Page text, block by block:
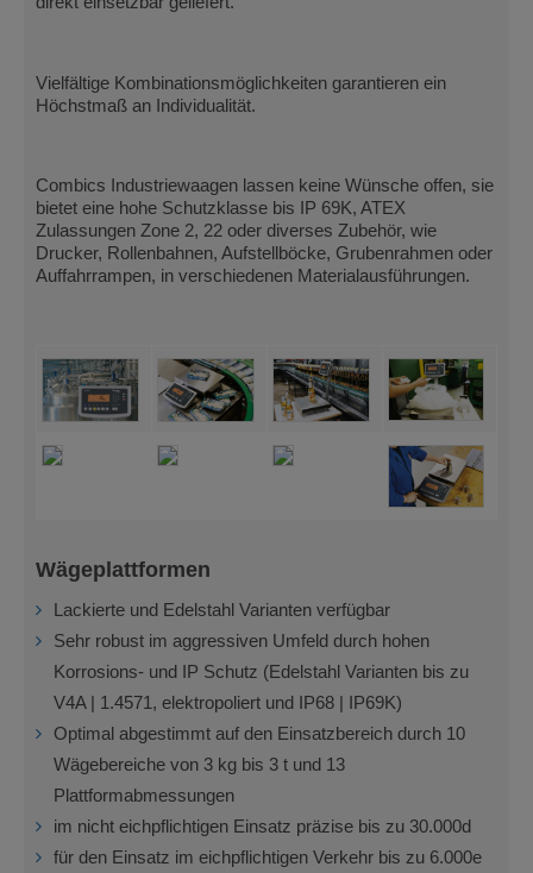
Vielfältige Kombinationsmöglichkeiten garantieren ein
Höchstmaß an Individualität.
Combics Industriewaagen lassen keine Wünsche offen, sie
bietet eine hohe Schutzklasse bis IP 69K, ATEX
Zulassungen Zone 2, 22 oder diverses Zubehör, wie
Drucker, Rollenbahnen, Aufstellböcke, Grubenrahmen oder
Auffahrrampen, in verschiedenen Materialausführungen.
Wägeplattformen
Lackierte und Edelstahl Varianten verfügbar
Sehr robust im aggressiven Umfeld durch hohen
Korrosions- und IP Schutz (Edelstahl Varianten bis zu
V4A | 1.4571, elektropoliert und IP68 | IP69K)
Optimal abgestimmt auf den Einsatzbereich durch 10
Wägebereiche von 3 kg bis 3 t und 13
Plattformabmessungen
im nicht eichpflichtigen Einsatz präzise bis zu 30.000d
für den Einsatz im eichpflichtigen Verkehr bis zu 6.000e